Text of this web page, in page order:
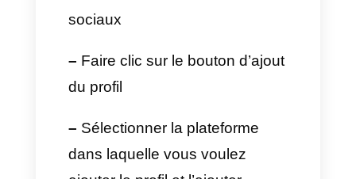
plus de clients et développer
mieux vos activités
commerciales.
Les étapes à suivre pour
ajouter vos réseaux à votre